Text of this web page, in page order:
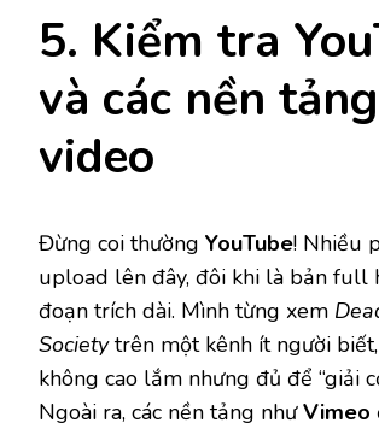
5. Kiểm tra
và các nền tảng
video
Đừng coi thường YouTube! Nhiều
upload lên đây, đôi khi là bản full
đoạn trích dài. Mình từng xem
Societytrên một kênh ít người
không cao lắm nhưng đủ để “giải
Ngoài ra, các nền tảng nhưVimeo